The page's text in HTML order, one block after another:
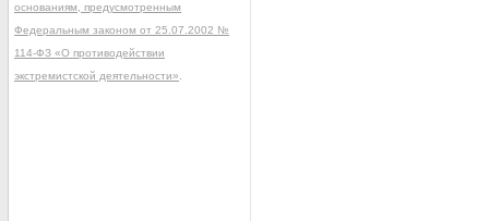
основаниям, предусмотренным
Федеральным законом от 25.07.2002 №
114-ФЗ «О противодействии
экстремистской деятельности»